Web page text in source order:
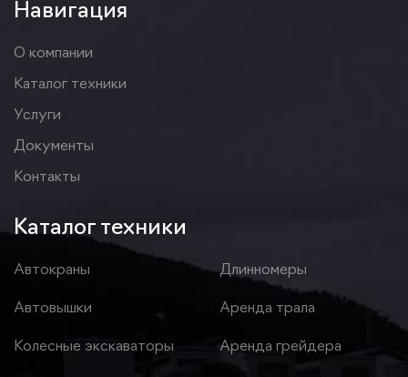
Навигация
О компании
Каталог техники
Услуги
Документы
Контакты
Каталог техники
Автокраны
Автовышки
Колесные экскаваторы
Длинномеры
Аренда трала
Аренда грейдера